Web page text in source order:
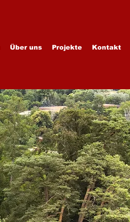
Über uns Projekte Kontakt